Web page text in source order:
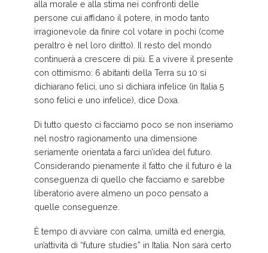
alla morale e alla stima nei confronti delle
persone cui affidano il potere, in modo tanto
irragionevole da finire col votare in pochi (come
peraltro è nel loro diritto). Il resto del mondo
continuerà a crescere di più. E a vivere il presente
con ottimismo: 6 abitanti della Terra su 10 si
dichiarano felici, uno si dichiara infelice (in Italia 5
sono felici e uno infelice), dice Doxa.
Di tutto questo ci facciamo poco se non inseriamo
nel nostro ragionamento una dimensione
seriamente orientata a farci un’idea del futuro.
Considerando pienamente il fatto che il futuro è la
conseguenza di quello che facciamo e sarebbe
liberatorio avere almeno un poco pensato a
quelle conseguenze.
È tempo di avviare con calma, umiltà ed energia,
un’attività di “future studies” in Italia. Non sarà certo